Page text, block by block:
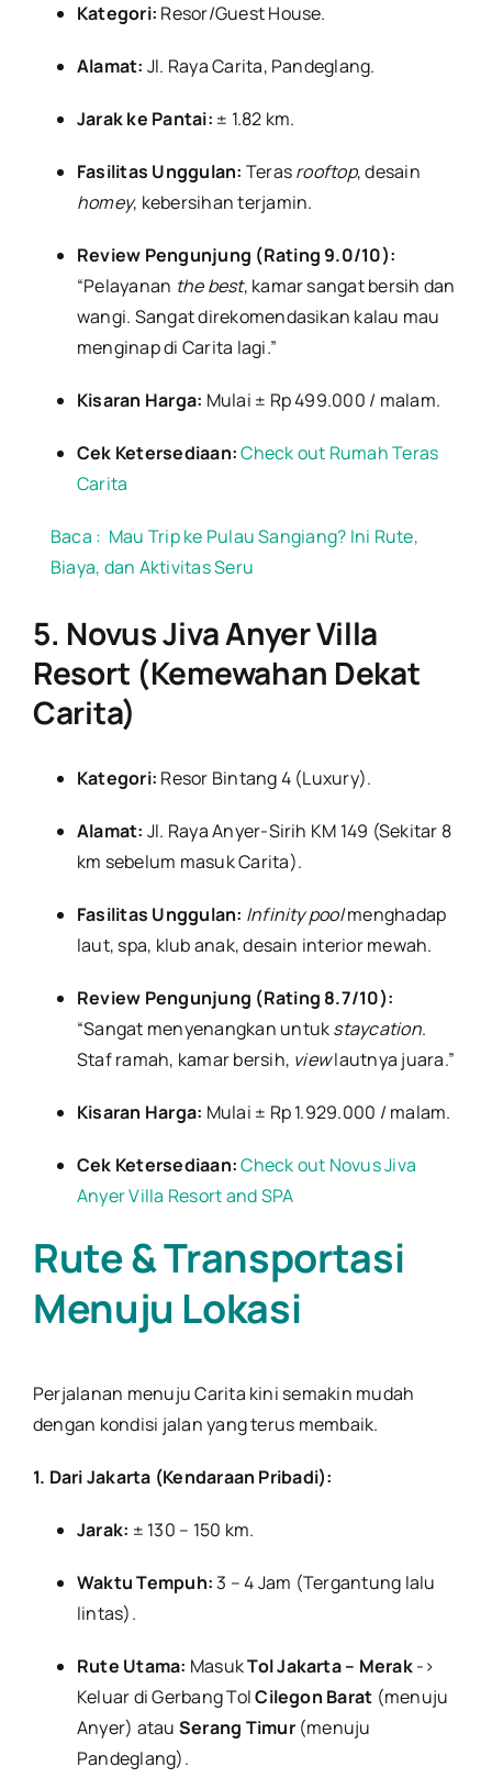
Kategori: Resor/Guest House.
Alamat: Jl. Raya Carita, Pandeglang.
Jarak ke Pantai: ± 1.82 km.
Fasilitas Unggulan: Terasrooftop, desain
homey, kebersihan terjamin.
Review Pengunjung (Rating 9.0/10):
“Pelayanan the best, kamar sangat bersih dan
wangi. Sangat direkomendasikan kalau mau
menginap di Carita lagi.”
Kisaran Harga: Mulai ± Rp 499.000 / malam.
Cek Ketersediaan:Check out Rumah Teras
Carita
Baca : Mau Trip ke Pulau Sangiang? Ini Rute,
Biaya, dan Aktivitas Seru
5. Novus Jiva Anyer Villa
Resort (Kemewahan Dekat
Carita)
Kategori: Resor Bintang 4 (Luxury).
Alamat: Jl. Raya Anyer-Sirih KM 149 (Sekitar 8
km sebelum masuk Carita).
Fasilitas Unggulan: Infinity poolmenghadap
laut, spa, klub anak, desain interior mewah.
Review Pengunjung (Rating 8.7/10):
“Sangat menyenangkan untukstaycation.
Staf ramah, kamar bersih, viewlautnya juara.”
Kisaran Harga: Mulai ± Rp 1.929.000 / malam.
Cek Ketersediaan:Check out Novus Jiva
Anyer Villa Resort and SPA
Rute & Transportasi
Menuju Lokasi
Perjalanan menuju Carita kini semakin mudah
dengan kondisi jalan yang terus membaik.
1. Dari Jakarta (Kendaraan Pribadi):
Jarak: ± 130 – 150 km.
Waktu Tempuh:3 – 4 Jam (Tergantung lalu
lintas).
Rute Utama: MasukTol Jakarta – Merak->
Keluar di Gerbang TolCilegon Barat (menuju
Anyer) atau Serang Timur(menuju
Pandeglang).